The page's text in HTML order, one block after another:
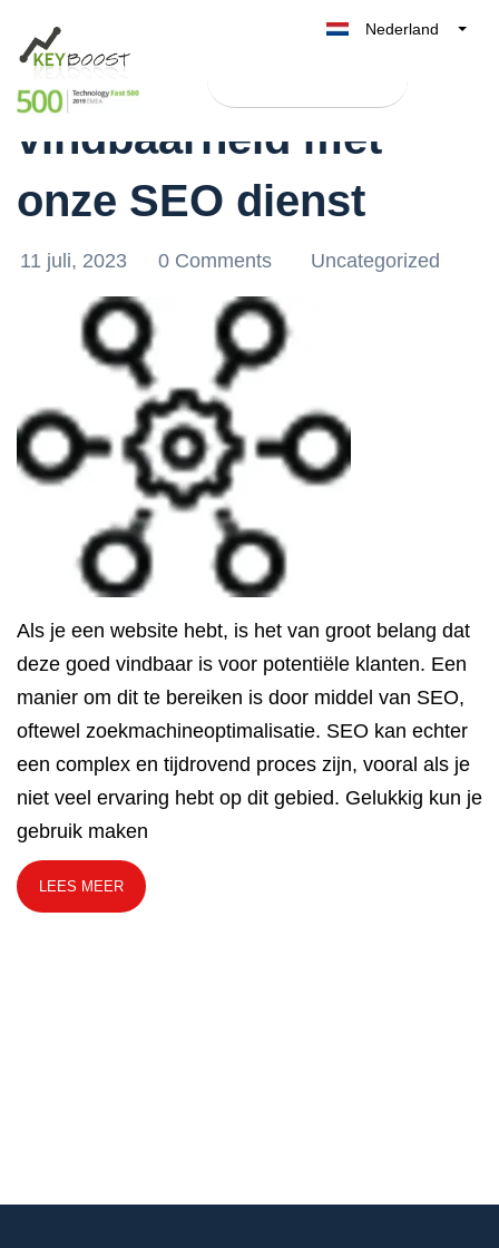
Nederland
België
Italia
Verbeter jouw online
vindbaarheid met
onze SEO dienst
11 juli, 2023 0 Comments Uncategorized
Als je een website hebt, is het van groot belang dat
deze goed vindbaar is voor potentiële klanten. Een
manier om dit te bereiken is door middel van SEO,
oftewel zoekmachineoptimalisatie. SEO kan echter
een complex en tijdrovend proces zijn, vooral als je
niet veel ervaring hebt op dit gebied. Gelukkig kun je
gebruik maken
LEES MEER